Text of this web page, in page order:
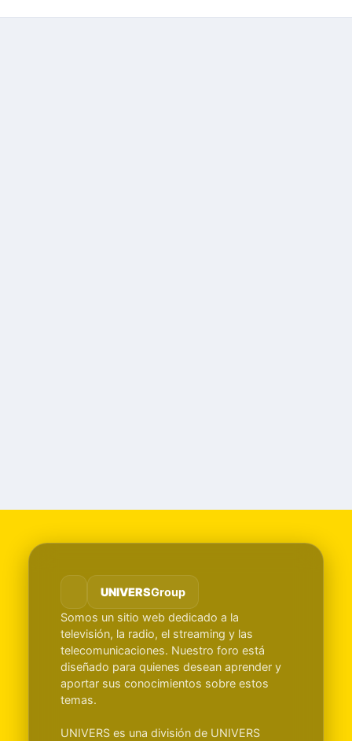
UNIVERSGroup
Somos un sitio web dedicado a la
televisión, la radio, el streaming y las
telecomunicaciones. Nuestro foro está
diseñado para quienes desean aprender y
aportar sus conocimientos sobre estos
temas.
UNIVERS es una división de UNIVERS